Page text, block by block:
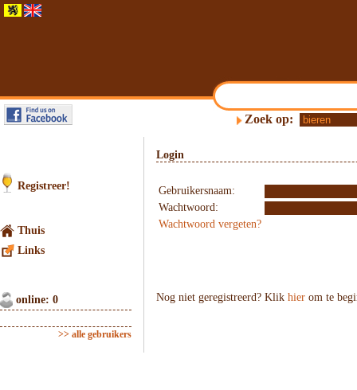
Zoek op:
Registreer!
Thuis
Links
online: 0
>> alle gebruikers
Login
Gebruikersnaam:
Wachtwoord:
Wachtwoord vergeten?
Nog niet geregistreerd? Klik hier om te